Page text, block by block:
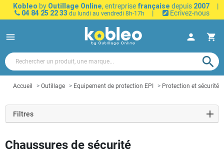
Kobleo by Outillage Online, entreprise française depuis 2007
|
04 84 25 22 33 du lundi au vendredi 8h-17h | Ecrivez-nous
menu person shopping_cart
search
Accueil Outillage Equipement de protection EPI Protection et sécurité
Filtres
Chaussures de sécurité